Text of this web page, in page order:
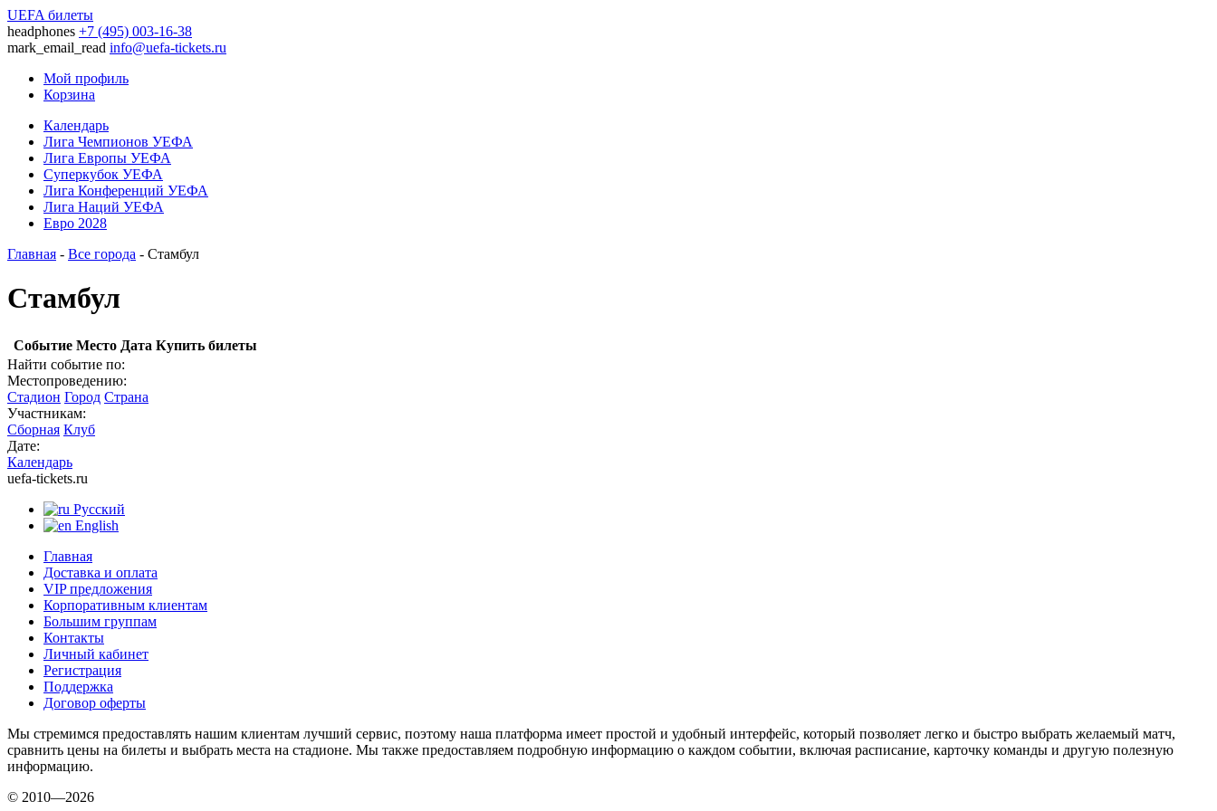
UEFA билеты
headphones +7 (495) 003-16-38
mark_email_read info@uefa-tickets.ru
Мой профиль
Корзина
Календарь
Лига Чемпионов УЕФА
Лига Европы УЕФА
Суперкубок УЕФА
Лига Конференций УЕФА
Лига Наций УЕФА
Евро 2028
Главная - Все города - Стамбул
Стамбул
Событие Место Дата Купить билеты
Найти событие по:
Местопроведению:
Стадион Город Страна
Участникам:
Сборная Клуб
Дате:
Календарь
uefa-tickets.ru
Русский
English
Главная
Доставка и оплата
VIP предложения
Корпоративным клиентам
Большим группам
Контакты
Личный кабинет
Регистрация
Поддержка
Договор оферты
Мы стремимся предоставлять нашим клиентам лучший сервис, поэтому наша платформа имеет простой и удобный интерфейс, который позволяет легко и быстро выбрать желаемый матч,
сравнить цены на билеты и выбрать места на стадионе. Мы также предоставляем подробную информацию о каждом событии, включая расписание, карточку команды и другую полезную
информацию.
© 2010—2026